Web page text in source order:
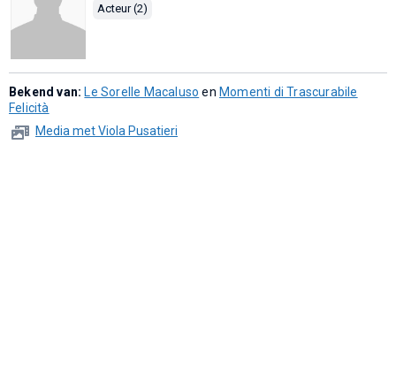
Acteur (2)
Bekend van: Le Sorelle Macaluso en Momenti di Trascurabile
Felicità
Media met Viola Pusatieri